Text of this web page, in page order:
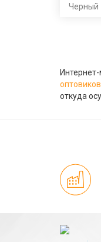
Черный
оптовиков
откуда